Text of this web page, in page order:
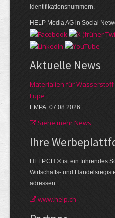
Identifikationsnummern.
HELP Media AG in Social
Aktuelle News
Materialien für
Lupe
EMPA, 07.08.2026
Siehe mehr News
Ihre
HELP.CH ® ist ein führendes
Wirtschafts- und
adressen.
www.help.ch